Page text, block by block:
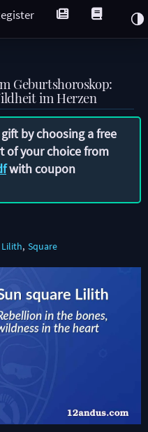
Geburtshoroskop:
im Herzen
by choosing a free
of your choice from
with coupon
Lilith Square